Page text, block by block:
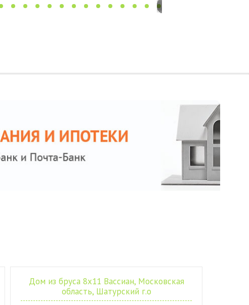
Дом из бруса 8х11 Вассиан, Московская
область, Шатурский г.о